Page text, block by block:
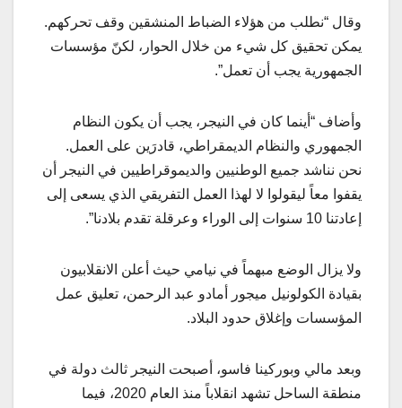
وقال “نطلب من هؤلاء الضباط المنشقين وقف تحركهم.
يمكن تحقيق كل شيء من خلال الحوار، لكنّ مؤسسات
الجمهورية يجب أن تعمل”.
وأضاف “أينما كان في النيجر، يجب أن يكون النظام
الجمهوري والنظام الديمقراطي، قادرَين على العمل.
نحن نناشد جميع الوطنيين والديموقراطيين في النيجر أن
يقفوا معاً ليقولوا لا لهذا العمل التفريقي الذي يسعى إلى
إعادتنا 10 سنوات إلى الوراء وعرقلة تقدم بلادنا”.
ولا يزال الوضع مبهماً في نيامي حيث أعلن الانقلابيون
بقيادة الكولونيل ميجور أمادو عبد الرحمن، تعليق عمل
المؤسسات وإغلاق حدود البلاد.
وبعد مالي وبوركينا فاسو، أصبحت النيجر ثالث دولة في
منطقة الساحل تشهد انقلاباً منذ العام 2020، فيما